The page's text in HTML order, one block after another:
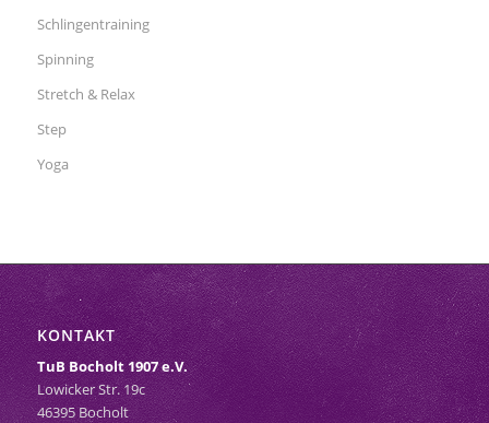
Schlingentraining
Spinning
Stretch & Relax
Step
Yoga
KONTAKT
TuB Bocholt 1907 e.V.
Lowicker Str. 19c
46395 Bocholt